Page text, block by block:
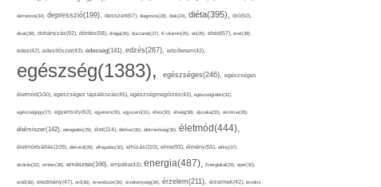
demencia(34), depresszió(199), desszert(67), diagnózis(28), diák(24), diéta(395), dió(50),
divat(38), dohányzás(92), döntés(58), drága(26), duzzanat(27), E-vitamin(25), eb(26), ebéd(57), ecet(38),
édes(42), édesítőszer(43), édesség(141), edzés(267), edzőterem(42),
egészség(1383), egészséges(246), egészséges
életmód(100), egészséges táplálkozás(45), egészségmegőrzés(43), egészségtelen(32),
egészségügy(27), egyensúly(63), egyetem(30), egyszerű(31), éhes(30), éhség(38), éjszaka(33), ekcéma(26),
élelmiszer(142), elengedés(29), élet(114), életkor(30), életminőség(30), életmód(444),
életmódváltás(109), életvitel(28), elfogadás(30), elhízás(110), elme(93), élmény(55), előny(37),
elvárás(32), ember(38), emésztés(166), empátia(43), energia(487), Energiaital(29), eper(30),
erdő(36), eredmény(47), erő(36), érrendszer(36), érzékenység(36), érzelem(211), érzelmek(42), érzelmi